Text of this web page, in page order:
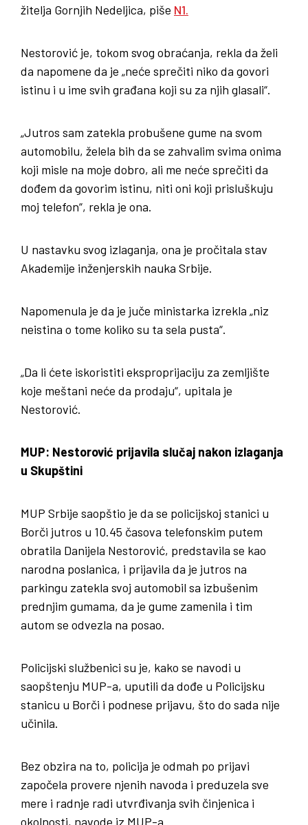
žitelja Gornjih Nedeljica, piše N1.
Nestorović je, tokom svog obraćanja, rekla da želi
da napomene da je „neće sprečiti niko da govori
istinu i u ime svih građana koji su za njih glasali“.
„Jutros sam zatekla probušene gume na svom
automobilu, želela bih da se zahvalim svima onima
koji misle na moje dobro, ali me neće sprečiti da
dođem da govorim istinu, niti oni koji prisluškuju
moj telefon“, rekla je ona.
U nastavku svog izlaganja, ona je pročitala stav
Akademije inženjerskih nauka Srbije.
Napomenula je da je juče ministarka izrekla „niz
neistina o tome koliko su ta sela pusta“.
„Da li ćete iskoristiti eksproprijaciju za zemljište
koje meštani neće da prodaju“, upitala je
Nestorović.
MUP: Nestorović prijavila slučaj nakon izlaganja
u Skupštini
MUP Srbije saopštio je da se policijskoj stanici u
Borči jutros u 10.45 časova telefonskim putem
obratila Danijela Nestorović, predstavila se kao
narodna poslanica, i prijavila da je jutros na
parkingu zatekla svoj automobil sa izbušenim
prednjim gumama, da je gume zamenila i tim
autom se odvezla na posao.
Policijski službenici su je, kako se navodi u
saopštenju MUP-a, uputili da dođe u Policijsku
stanicu u Borči i podnese prijavu, što do sada nije
učinila.
Bez obzira na to, policija je odmah po prijavi
započela provere njenih navoda i preduzela sve
mere i radnje radi utvrđivanja svih činjenica i
okolnosti, navode iz MUP-a.